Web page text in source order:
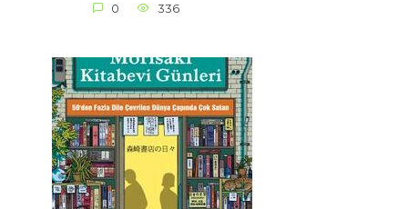
0 336